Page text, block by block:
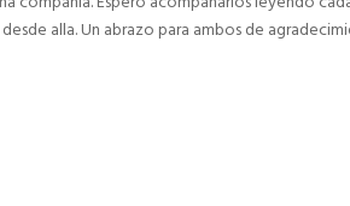
alla. Un abrazo para ambos de